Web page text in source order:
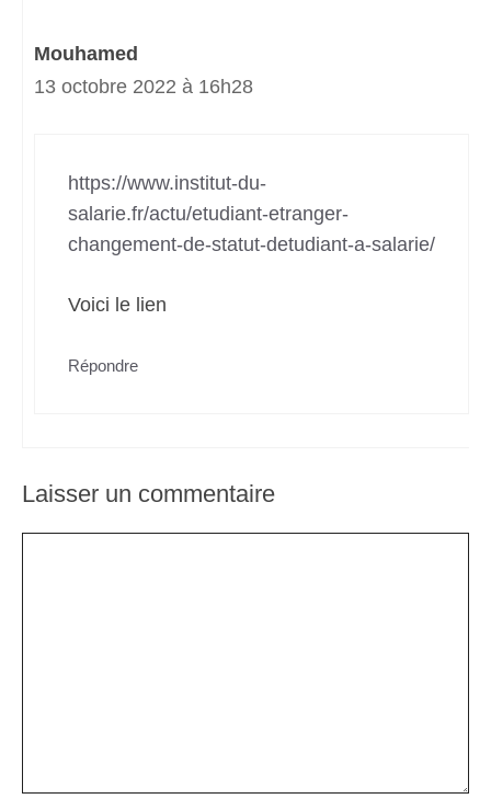
Mouhamed
13 octobre 2022 à 16h28
https://www.institut-du-
salarie.fr/actu/etudiant-etranger-
changement-de-statut-detudiant-a-salarie/
Voici le lien
Répondre
Laisser un commentaire